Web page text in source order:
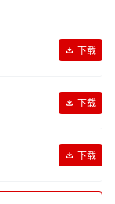
下载
下载
下载